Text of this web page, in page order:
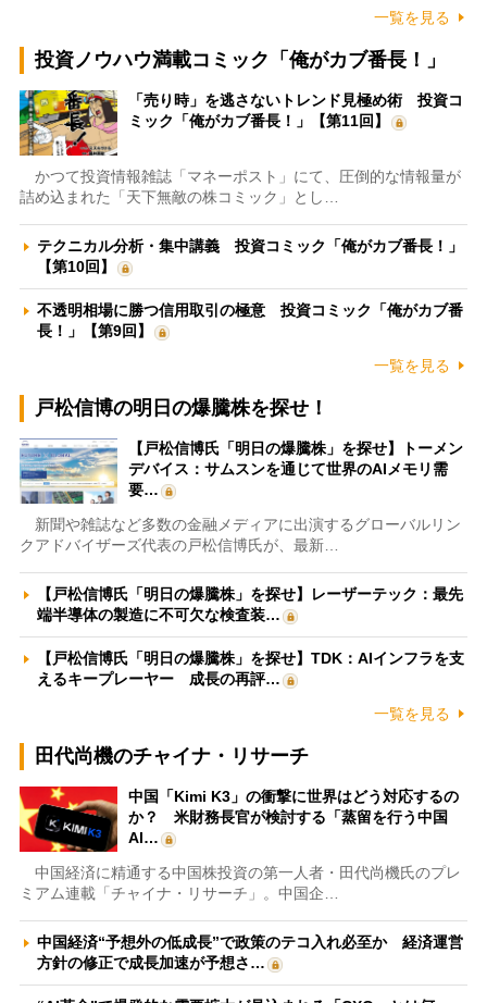
一覧を見る
投資ノウハウ満載コミック「俺がカブ番長！」
「売り時」を逃さないトレンド見極め術 投資コ
ミック「俺がカブ番長！」【第11回】
かつて投資情報雑誌「マネーポスト」にて、圧倒的な情報量が
詰め込まれた「天下無敵の株コミック」とし…
テクニカル分析・集中講義 投資コミック「俺がカブ番長！」
【第10回】
不透明相場に勝つ信用取引の極意 投資コミック「俺がカブ番
長！」【第9回】
一覧を見る
戸松信博の明日の爆騰株を探せ！
【戸松信博氏「明日の爆騰株」を探せ】トーメン
デバイス：サムスンを通じて世界のAIメモリ需
要…
新聞や雑誌など多数の金融メディアに出演するグローバルリン
クアドバイザーズ代表の戸松信博氏が、最新…
【戸松信博氏「明日の爆騰株」を探せ】レーザーテック：最先
端半導体の製造に不可欠な検査装…
【戸松信博氏「明日の爆騰株」を探せ】TDK：AIインフラを支
えるキープレーヤー 成長の再評…
一覧を見る
田代尚機のチャイナ・リサーチ
中国「Kimi K3」の衝撃に世界はどう対応するの
か？ 米財務長官が検討する「蒸留を行う中国
AI…
中国経済に精通する中国株投資の第一人者・田代尚機氏のプレ
ミアム連載「チャイナ・リサーチ」。中国企…
中国経済“予想外の低成長”で政策のテコ入れ必至か 経済運営
方針の修正で成長加速が予想さ…